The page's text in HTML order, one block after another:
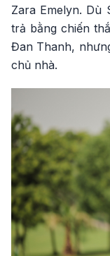
Zara Emelyn. Dù
trả bằng chiến
Đan Thanh,
chủ nhà.